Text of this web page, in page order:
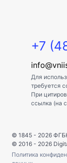
+7
Для
требуется
При
ссылка (на
© 1845 - 2026
© 2016 - 2026
Политика